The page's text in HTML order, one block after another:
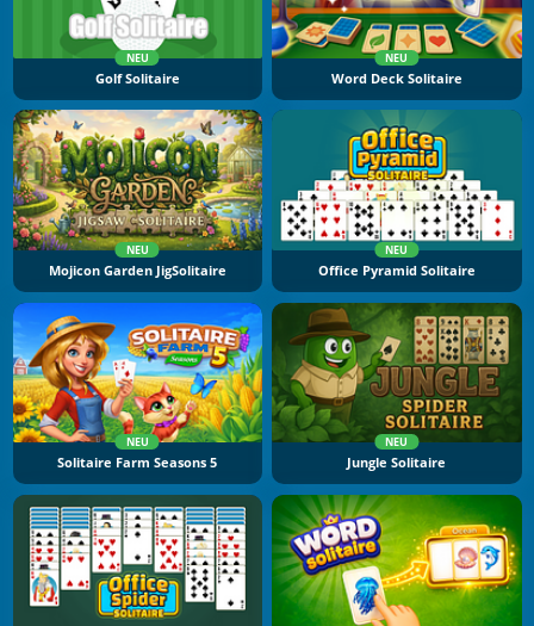
NEU
Golf Solitaire
NEU
Word Deck Solitaire
NEU
Mojicon Garden JigSolitaire
NEU
Office Pyramid Solitaire
NEU
Solitaire Farm Seasons 5
NEU
Jungle Solitaire